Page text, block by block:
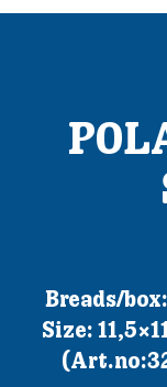
Breads/
Size: